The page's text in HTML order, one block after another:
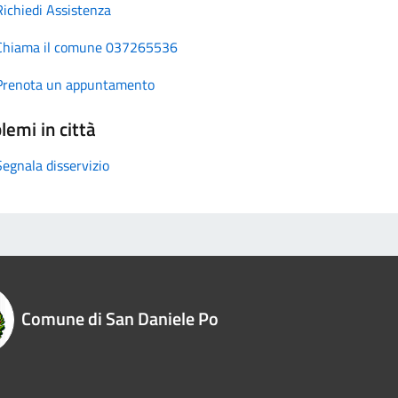
Assistenza
il comune 037265536
un appuntamento
in città
disservizio
Comune di San Daniele Po